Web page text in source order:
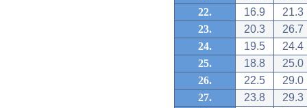
22.
16.9
21.3
23.
20.3
26.7
24.
19.5
24.4
25.
18.8
25.0
26.
22.5
29.0
27.
23.8
29.3